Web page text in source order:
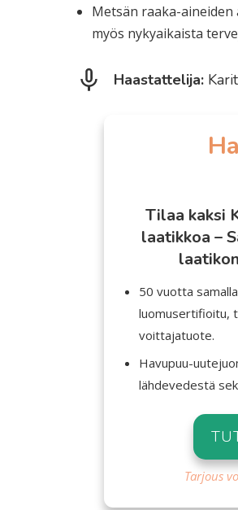
Metsän raaka-
myös nykyaikaista
Haastattelija:
Tilaa kaksi
laatikkoa –
50 vuotta
luomusertifioitu,
voittajatuote.
Havupuu-
lähdevedestä
Tarjous